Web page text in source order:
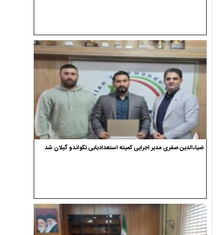
ضیاءالدین صفری مدیر اجرایی کمیته استعدادیابی تکواندو گیلان شد